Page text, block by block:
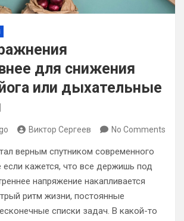
для снижения
или дыхательные
Виктор Сергеев No Comments
верным спутником современного
кажется, что все держишь под
напряжение накапливается
ритм жизни, постоянные
списки задач. В какой-то